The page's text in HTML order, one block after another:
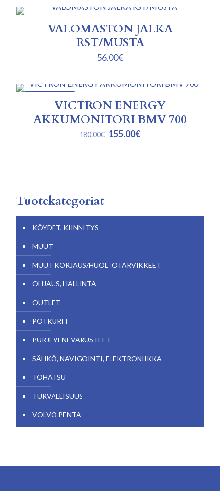
VALOMASTON JALKA
RST/MUSTA
56.00€
VICTRON ENERGY
AKKUMONITORI BMV 700
180.00€ Alkuperäinen
155.00€Nykyinen
Tuotekategoriat
KÖYDET, KIINNITYS
MUUT
MUUT KORJAUS/HUOLTOTARVIKKEET
OHJAUS, HALLINTA
OUTLET
POTKURIT
PURJEVENEVARUSTEET
SÄHKÖ, NAVIGOINTI, ELEKTRONIIKKA
TOHATSU
TURVALLISUUS
VOLVO PENTA